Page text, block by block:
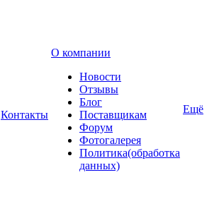
Контакты
О компании
Новости
Отзывы
Блог
Поставщикам
Форум
Фотогалерея
Политика(обработка
данных)
Ещё